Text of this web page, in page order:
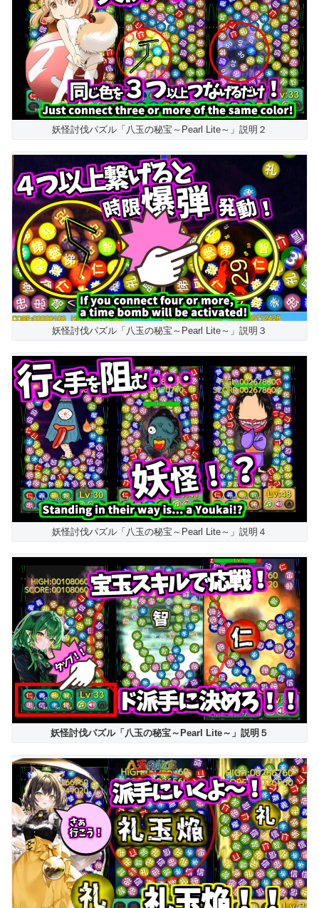
妖怪討伐パズル「八玉の秘宝～Pearl Lite～」説明２
妖怪討伐パズル「八玉の秘宝～Pearl Lite～」説明３
妖怪討伐パズル「八玉の秘宝～Pearl Lite～」説明４
妖怪討伐パズル「八玉の秘宝～Pearl Lite～」説明５